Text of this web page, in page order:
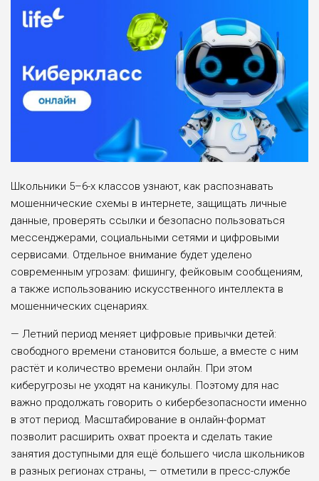
Школьники 5–6-х классов узнают, как распознавать
мошеннические схемы в интернете, защищать личные
данные, проверять ссылки и безопасно пользоваться
мессенджерами, социальными сетями и цифровыми
сервисами. Отдельное внимание будет уделено
современным угрозам: фишингу, фейковым сообщениям,
а также использованию искусственного интеллекта в
мошеннических сценариях.
— Летний период меняет цифровые привычки детей:
свободного времени становится больше, а вместе с ним
растёт и количество времени онлайн. При этом
киберугрозы не уходят на каникулы. Поэтому для нас
важно продолжать говорить о кибербезопасности именно
в этот период. Масштабирование в онлайн-формат
позволит расширить охват проекта и сделать такие
занятия доступными для ещё большего числа школьников
в разных регионах страны, — отметили в пресс-службе